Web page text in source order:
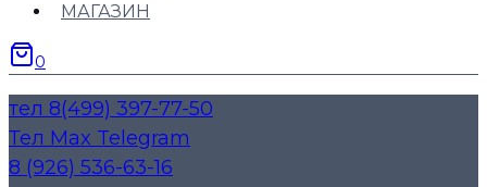
МАГАЗИН
0
тел 8(499) 397-77-50
Тел Max Telegram
8 (926) 536-63-16